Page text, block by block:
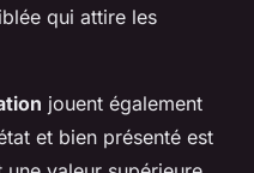
qui attire les
jouent également
et bien présenté est